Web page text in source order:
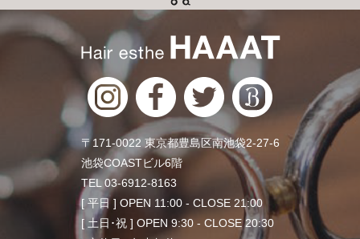
〒171-0022 東京都豊島区南池袋2-27-6
池袋COASTビル6階
TEL 03-6912-8163
[ 平日 ] OPEN 11:00 - CLOSE 21:00
[ 土日･祝 ] OPEN 9:30 - CLOSE 20:30